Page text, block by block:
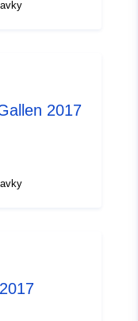
2017